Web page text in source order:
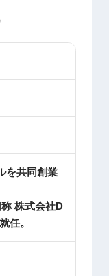
を共同創業
株式会社D
任。